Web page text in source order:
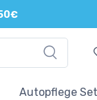
Autopflege